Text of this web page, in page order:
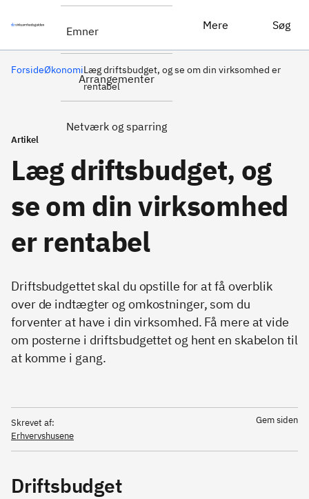
Emner
Arrangementer
Netværk og sparring
Mere Søg
ForsideØkonomiLæg driftsbudget, og se om din virksomhed er
rentabel
Artikel
Læg driftsbudget, og
se om din virksomhed
er rentabel
Driftsbudgettet skal du opstille for at få overblik
over de indtægter og omkostninger, som du
forventer at have i din virksomhed. Få mere at vide
om posterne i driftsbudgettet og hent en skabelon til
at komme i gang.
Skrevet af:
Erhvervshusene
Gem siden
Driftsbudget